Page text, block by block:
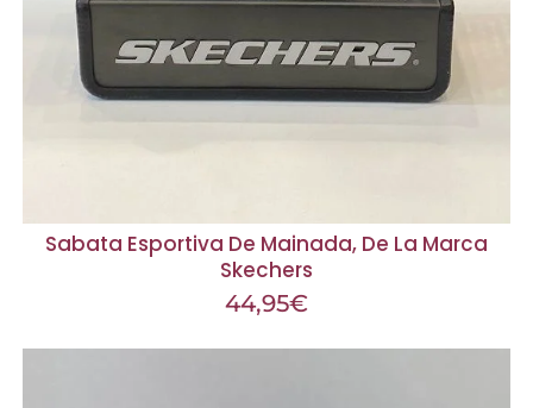
Sabata Esportiva De Mainada, De La Marca
Skechers
44,95€